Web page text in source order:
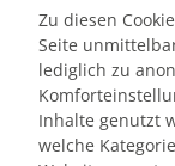
Mittwoch,
Zu diesen
Seite
lediglich zu
Inhalte genutzt
welche